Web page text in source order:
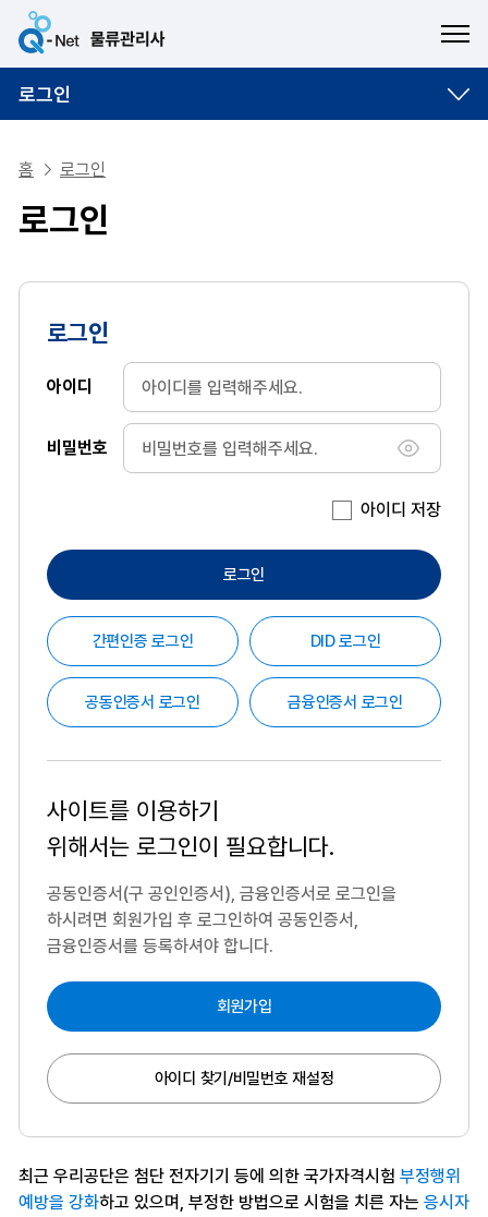
로그인
홈 로그인
로그인
로그인
아이디
비밀번호
비밀번호
아이디 저장
로그인
간편인증 로그인 DID 로그인
공동인증서 로그인 금융인증서 로그인
사이트를 이용하기
위해서는 로그인이 필요합니다.
공동인증서(구 공인인증서), 금융인증서로 로그인을
하시려면 회원가입 후 로그인하여 공동인증서,
금융인증서를 등록하셔야 합니다.
회원가입
아이디 찾기/비밀번호 재설정
최근 우리공단은 첨단 전자기기 등에 의한 국가자격시험 부정행위
예방을 강화하고 있으며, 부정한 방법으로 시험을 치른 자는 응시자